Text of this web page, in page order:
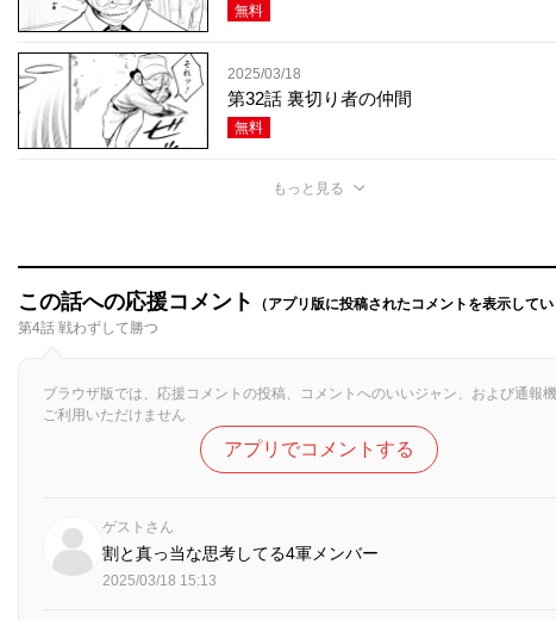
無料
2025/03/18
第32話 裏切り者の仲間
無料
もっと見る
この話への応援コメント
（アプリ版に投稿されたコメントを表示して
第4話 戦わずして勝つ
ブラウザ版では、応援コメントの投稿、コメントへのいいジャン、および通報
ご利用いただけません
アプリでコメントする
ゲストさん
割と真っ当な思考してる4軍メンバー
2025/03/18 15:13